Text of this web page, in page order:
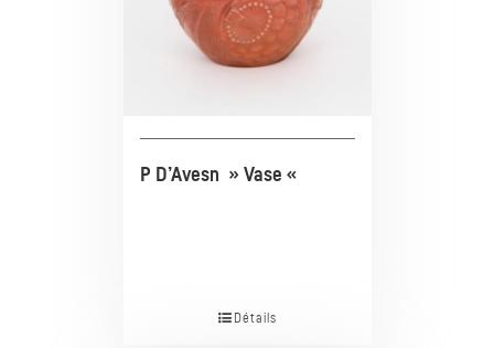
P D’Avesn » Vase «
Détails